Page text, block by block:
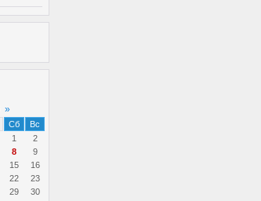
»
Сб
Вс
1
2
8
9
15
16
22
23
29
30